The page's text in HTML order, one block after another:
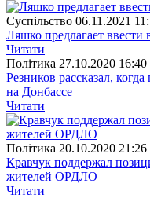
Суспiльство 06.11.2021
Ляшко предлагает
Читати
Полiтика 27.10.2020 16:40
Резников рассказал,
на Донбассе
Читати
Полiтика 20.10.2020 21:26
Кравчук поддержал
жителей ОРДЛО
Читати